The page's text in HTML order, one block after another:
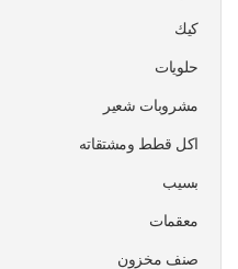
كيك
حلويات
مشروبات شعير
اكل قطط ومشتقاته
بسيب
معقمات
صنف مخزون